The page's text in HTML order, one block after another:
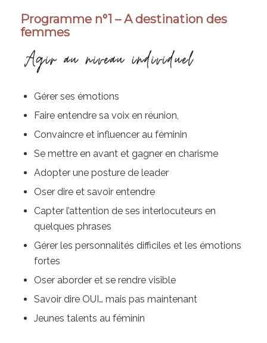
Programme n°1 – A destination des
femmes
Gérer ses émotions
Faire entendre sa voix en réunion,
Convaincre et influencer au féminin
Se mettre en avant et gagner en charisme
Adopter une posture de leader
Oser dire et savoir entendre
Capter l’attention de ses interlocuteurs en
quelques phrases
Gérer les personnalités difficiles et les émotions
fortes
Oser aborder et se rendre visible
Savoir dire OUI… mais pas maintenant
Jeunes talents au féminin